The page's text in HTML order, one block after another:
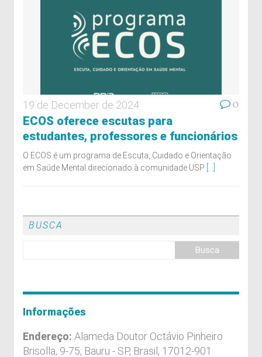
19 de December de 2024 0
ECOS oferece escutas para
estudantes, professores e funcionários
O ECOS é um programa de Escuta, Cuidado e Orientação
em Saúde Mental direcionado à comunidade USP
BUSCA
Informações
Endereço: Alameda Doutor Octávio Pinheiro
Brisolla, 9-75, Bauru - SP, Brasil, 17012-901